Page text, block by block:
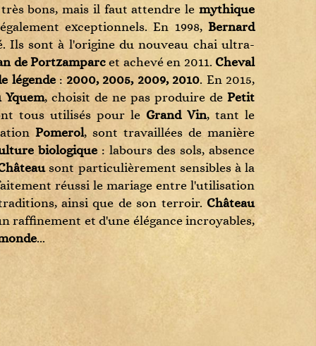
bons, mais il faut attendre le mythique
exceptionnels. En 1998,Bernard
Ils sont à l'origine du nouveau chai ultra-
de Portzamparc et achevé en 2011.Cheval
légende: 2000, 2005, 2009, 2010. En 2015,
Yquem, choisit de ne pas produire de Petit
tous utilisés pour leGrand Vin, tant le
Pomerol, sont travaillées de manière
biologique : labours des sols, absence
sont particulièrement sensibles à la
réussi le mariage entre l'utilisation
ainsi que de son terroir. Château
raffinement et d'une élégance incroyables,
...